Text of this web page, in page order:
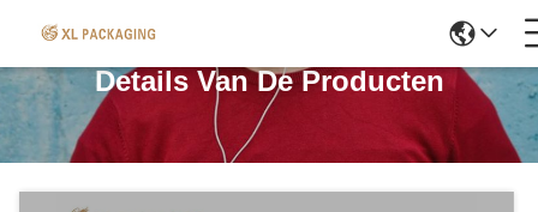
Details Van De Producten